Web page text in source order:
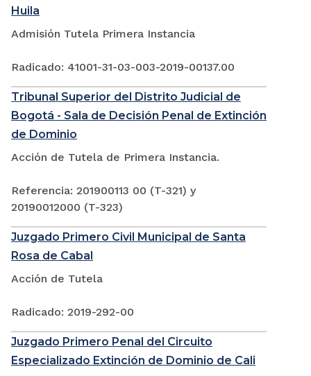
Huila
Admisión Tutela Primera Instancia
Radicado: 41001-31-03-003-2019-00137.00
Tribunal Superior del Distrito Judicial de
Bogotá - Sala de Decisión Penal de Extinción
de Dominio
Acción de Tutela de Primera Instancia.
Referencia: 201900113 00 (T-321) y
20190012000 (T-323)
Juzgado Primero Civil Municipal de Santa
Rosa de Cabal
Acción de Tutela
Radicado: 2019-292-00
Juzgado Primero Penal del Circuito
Especializado Extinción de Dominio de Cali